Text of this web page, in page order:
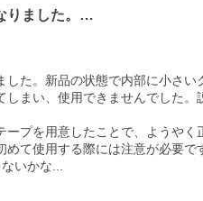
りました。…
た。新品の状態で内部に小さい
まい、使用できませんでした
プを用意したことで、ようやく
めて使用する際には注意が必要
いかな...